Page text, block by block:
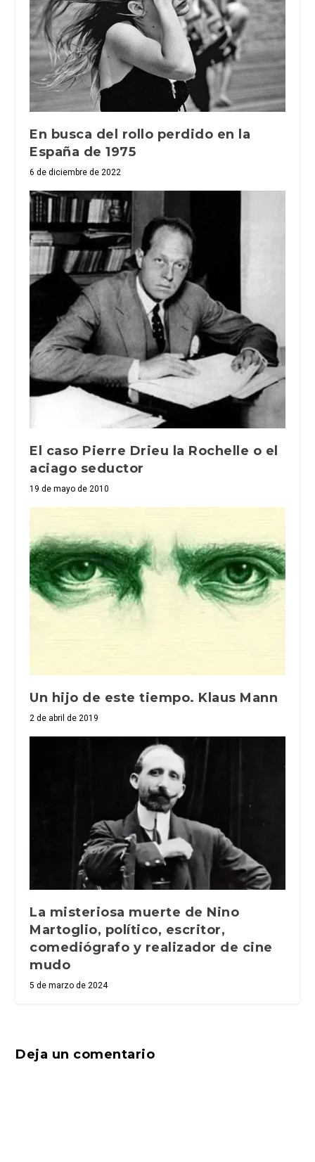
En busca del rollo perdido en la
España de 1975
6 de diciembre de 2022
El caso Pierre Drieu la Rochelle o el
aciago seductor
19 de mayo de 2010
Un hijo de este tiempo. Klaus Mann
2 de abril de 2019
La misteriosa muerte de Nino
Martoglio, político, escritor,
comediógrafo y realizador de cine
mudo
5 de marzo de 2024
Deja un comentario